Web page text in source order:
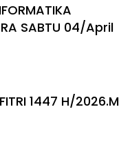
SABTU 04/April
1447 H/2026.M